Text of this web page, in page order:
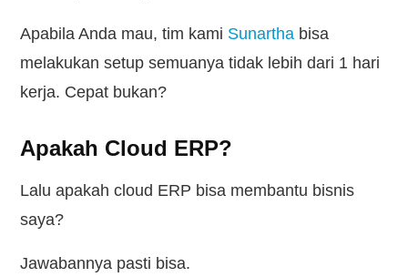
Apabila Anda mau, tim kami Sunartha bisa
melakukan setup semuanya tidak lebih dari 1 hari
kerja. Cepat bukan?
Apakah Cloud ERP?
Lalu apakah cloud ERP bisa membantu bisnis
saya?
Jawabannya pasti bisa.